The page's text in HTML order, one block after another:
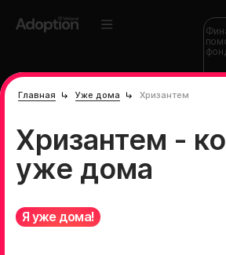
Главная Уже дома Хризантем
Хризантем -
уже дома
Я уже дома!